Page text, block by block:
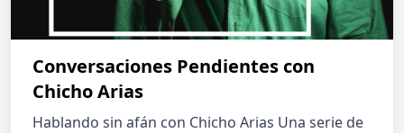
Conversaciones Pendientes con
Chicho Arias
Hablando sin afán con Chicho Arias Una serie de